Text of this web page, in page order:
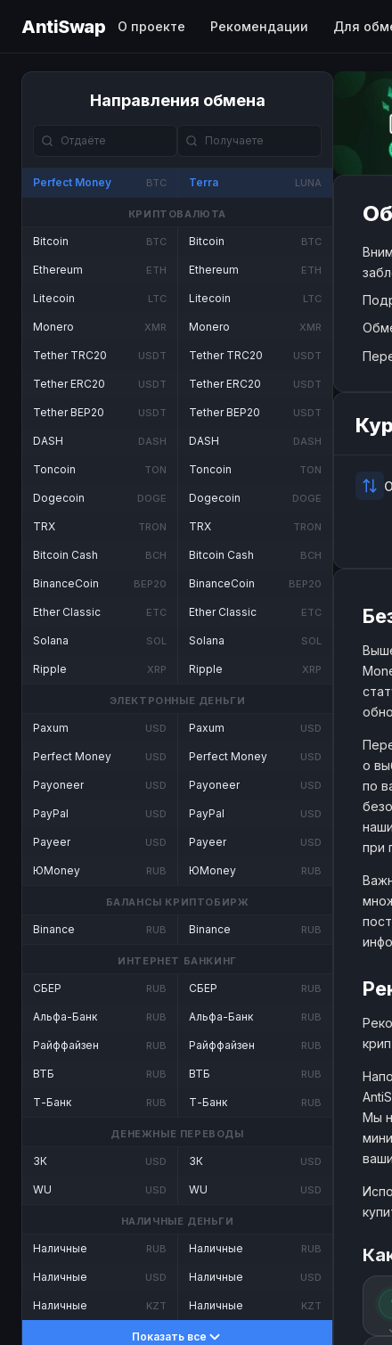
AntiSwap О проекте Рекомендации Для
Направления обмена
Perfect Money BTC Terra LUNA
КРИПТОВАЛЮТА
Bitcoin BTC
Ethereum ETH
Litecoin LTC
Monero XMR
Tether TRC20 USDT
Tether ERC20 USDT
Tether BEP20 USDT
DASH DASH
Toncoin TON
Dogecoin DOGE
TRX TRON
Bitcoin Cash BCH
BinanceCoin BEP20
Ether Classic ETC
Solana SOL
Ripple XRP
Bitcoin BTC
Ethereum ETH
Litecoin LTC
Monero XMR
Tether TRC20 USDT
Tether ERC20 USDT
Tether BEP20 USDT
DASH DASH
Toncoin TON
Dogecoin DOGE
TRX TRON
Bitcoin Cash BCH
BinanceCoin BEP20
Ether Classic ETC
Solana SOL
Ripple XRP
ЭЛЕКТРОННЫЕ ДЕНЬГИ
Paxum USD
Perfect Money USD
Payoneer USD
PayPal USD
Payeer USD
ЮMoney RUB
Paxum USD
Perfect Money USD
Payoneer USD
PayPal USD
Payeer USD
ЮMoney RUB
БАЛАНСЫ КРИПТОБИРЖ
Binance RUB Binance RUB
ИНТЕРНЕТ БАНКИНГ
СБЕР RUB
Альфа-Банк RUB
Райффайзен RUB
ВТБ RUB
Т-Банк RUB
СБЕР RUB
Альфа-Банк RUB
Райффайзен RUB
ВТБ RUB
Т-Банк RUB
ДЕНЕЖНЫЕ ПЕРЕВОДЫ
ЗК USD
WU USD
ЗК USD
WU USD
НАЛИЧНЫЕ ДЕНЬГИ
Наличные RUB
Наличные USD
Наличные KZT
Наличные RUB
Наличные USD
Наличные KZT
Показать все
о
по
при
Мы